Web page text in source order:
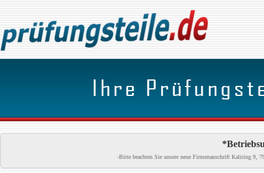
-Bitte beachten Sie unsere neue Firmenanschrift Kaliring 9,